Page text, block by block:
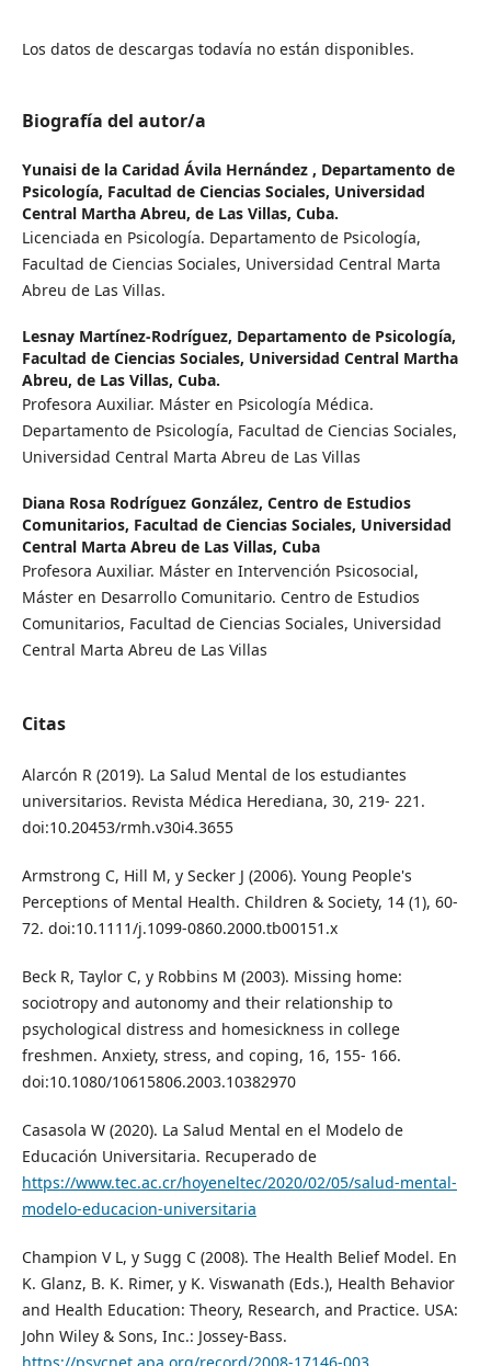
Los datos de descargas todavía no están disponibles.
Biografía del autor/a
Yunaisi de la Caridad Ávila Hernández , Departamento de
Psicología, Facultad de Ciencias Sociales, Universidad
Central Martha Abreu, de Las Villas, Cuba.
Licenciada en Psicología. Departamento de Psicología,
Facultad de Ciencias Sociales, Universidad Central Marta
Abreu de Las Villas.
Lesnay Martínez-Rodríguez, Departamento de Psicología,
Facultad de Ciencias Sociales, Universidad Central Martha
Abreu, de Las Villas, Cuba.
Profesora Auxiliar. Máster en Psicología Médica.
Departamento de Psicología, Facultad de Ciencias Sociales,
Universidad Central Marta Abreu de Las Villas
Diana Rosa Rodríguez González, Centro de Estudios
Comunitarios, Facultad de Ciencias Sociales, Universidad
Central Marta Abreu de Las Villas, Cuba
Profesora Auxiliar. Máster en Intervención Psicosocial,
Máster en Desarrollo Comunitario. Centro de Estudios
Comunitarios, Facultad de Ciencias Sociales, Universidad
Central Marta Abreu de Las Villas
Citas
Alarcón R (2019). La Salud Mental de los estudiantes
universitarios. Revista Médica Herediana, 30, 219- 221.
doi:10.20453/rmh.v30i4.3655
Armstrong C, Hill M, y Secker J (2006). Young People's
Perceptions of Mental Health. Children & Society, 14 (1), 60-
72. doi:10.1111/j.1099-0860.2000.tb00151.x
Beck R, Taylor C, y Robbins M (2003). Missing home:
sociotropy and autonomy and their relationship to
psychological distress and homesickness in college
freshmen. Anxiety, stress, and coping, 16, 155- 166.
doi:10.1080/10615806.2003.10382970
Casasola W (2020). La Salud Mental en el Modelo de
Educación Universitaria. Recuperado de
https://www.tec.ac.cr/hoyeneltec/2020/02/05/salud-mental-
modelo-educacion-universitaria
Champion V L, y Sugg C (2008). The Health Belief Model. En
K. Glanz, B. K. Rimer, y K. Viswanath (Eds.), Health Behavior
and Health Education: Theory, Research, and Practice. USA:
John Wiley & Sons, Inc.: Jossey-Bass.